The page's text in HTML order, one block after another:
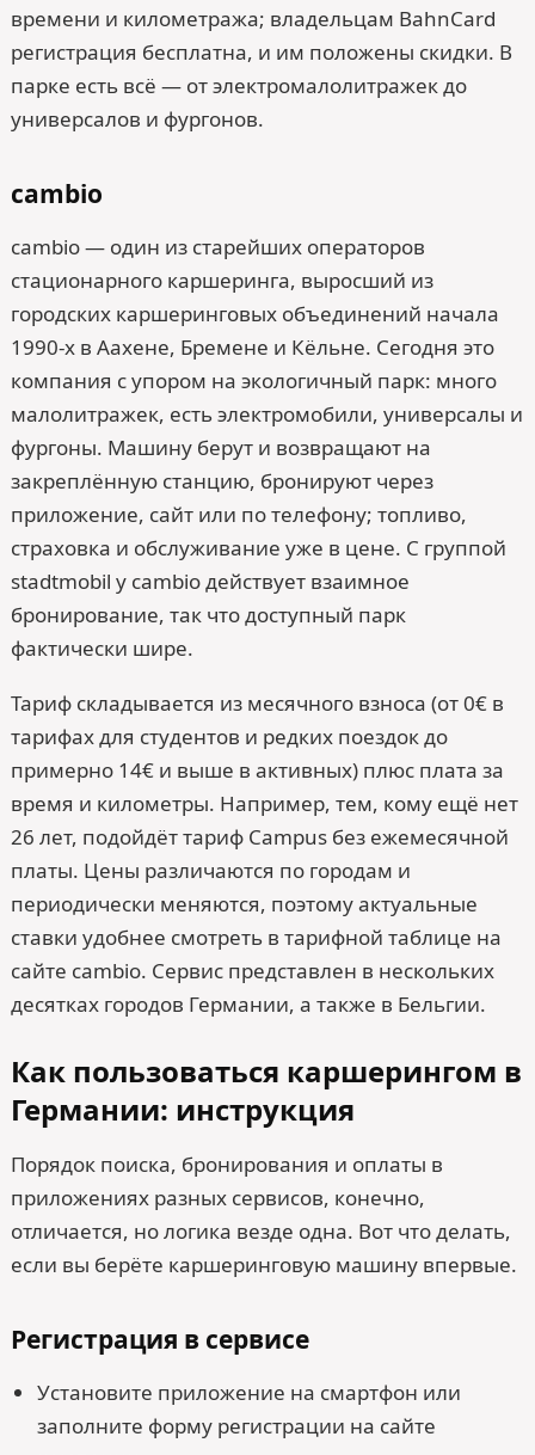
времени и километража; владельцам BahnCard
регистрация бесплатна, и им положены скидки. В
парке есть всё — от электромалолитражек до
универсалов и фургонов.
cambio
cambio — один из старейших операторов
стационарного каршеринга, выросший из
городских каршеринговых объединений начала
1990-х в Аахене, Бремене и Кёльне. Сегодня это
компания с упором на экологичный парк: много
малолитражек, есть электромобили, универсалы и
фургоны. Машину берут и возвращают на
закреплённую станцию, бронируют через
приложение, сайт или по телефону; топливо,
страховка и обслуживание уже в цене. С группой
stadtmobil у cambio действует взаимное
бронирование, так что доступный парк
фактически шире.
Тариф складывается из месячного взноса (от 0€ в
тарифах для студентов и редких поездок до
примерно 14€ и выше в активных) плюс плата за
время и километры. Например, тем, кому ещё нет
26 лет, подойдёт тариф Campus без ежемесячной
платы. Цены различаются по городам и
периодически меняются, поэтому актуальные
ставки удобнее смотреть в тарифной таблице на
сайте cambio. Сервис представлен в нескольких
десятках городов Германии, а также в Бельгии.
Как пользоваться каршерингом в
Германии: инструкция
Порядок поиска, бронирования и оплаты в
приложениях разных сервисов, конечно,
отличается, но логика везде одна. Вот что делать,
если вы берёте каршеринговую машину впервые.
Регистрация в сервисе
Установите приложение на смартфон или
заполните форму регистрации на сайте